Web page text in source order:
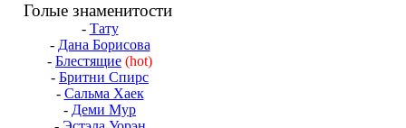
Голые знаменитости
- Тату
- Дана Борисова
- Блестящие (hot)
- Бритни Спирс
- Сальма Хаек
- Деми Мур